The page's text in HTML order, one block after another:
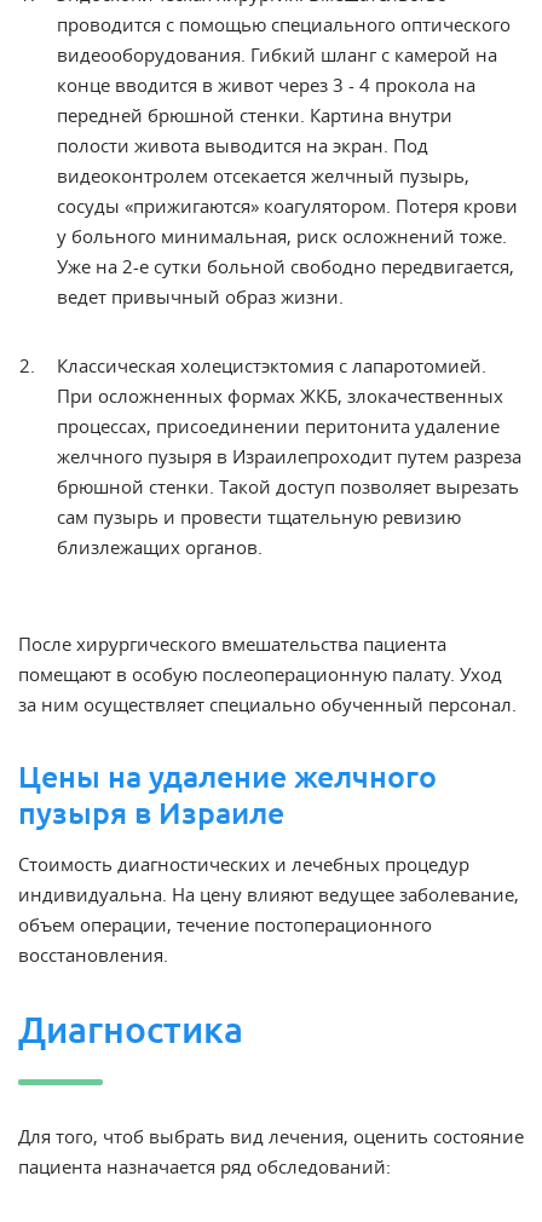
проводится с помощью специального оптического
видеооборудования. Гибкий шланг с камерой на
конце вводится в живот через 3 - 4 прокола на
передней брюшной стенки. Картина внутри
полости живота выводится на экран. Под
видеоконтролем отсекается желчный пузырь,
сосуды «прижигаются» коагулятором. Потеря крови
у больного минимальная, риск осложнений тоже.
Уже на 2-е сутки больной свободно передвигается,
ведет привычный образ жизни.
Классическая холецистэктомия с лапаротомией.
При осложненных формах ЖКБ, злокачественных
процессах, присоединении перитонита удаление
желчного пузыря в Израилепроходит путем разреза
брюшной стенки. Такой доступ позволяет вырезать
сам пузырь и провести тщательную ревизию
близлежащих органов.
После хирургического вмешательства пациента
помещают в особую послеоперационную палату. Уход
за ним осуществляет специально обученный персонал.
Цены на удаление желчного
пузыря в Израиле
Стоимость диагностических и лечебных процедур
индивидуальна. На цену влияют ведущее заболевание,
объем операции, течение постоперационного
восстановления.
Диагностика
Для того, чтоб выбрать вид лечения, оценить состояние
пациента назначается ряд обследований: